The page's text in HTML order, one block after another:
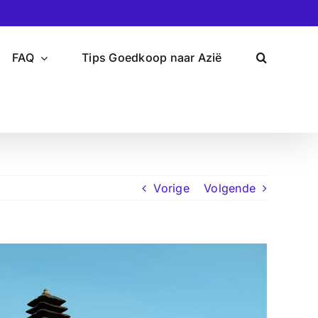
FAQ Tips Goedkoop naar Azië
Vorige Volgende